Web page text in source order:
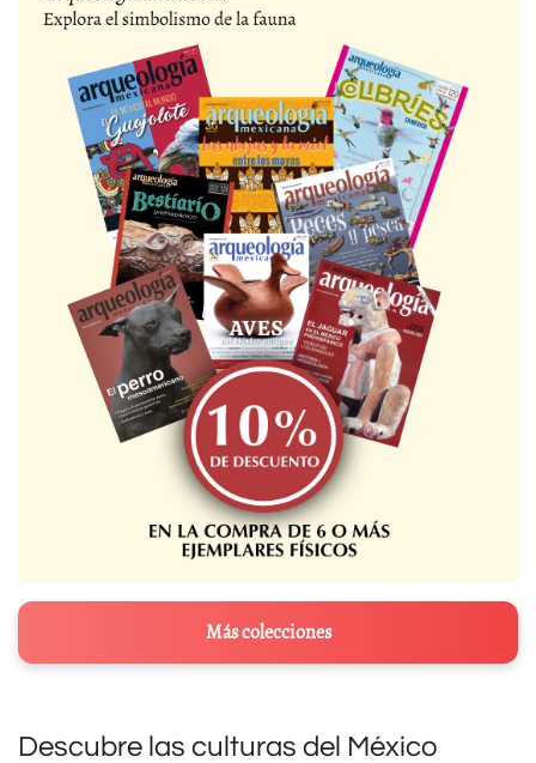
Más colecciones
Descubre las culturas del México